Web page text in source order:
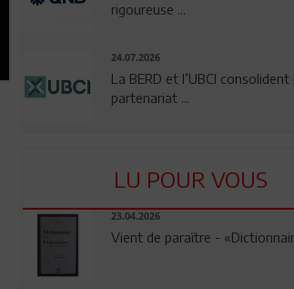
rigoureuse ...
24.07.2026
La BERD et l’UBCI consolident
partenariat ...
LU POUR VOUS
23.04.2026
Vient de paraître -